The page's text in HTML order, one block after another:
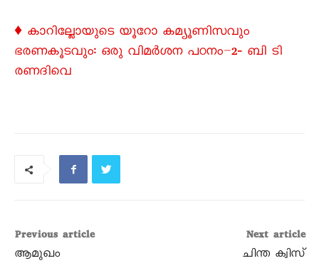
♦ കാറില്ലോയുടെ യൂറോ കമ്യൂണിസവും
ഭരണകൂടവും: ഒരു വിമർശന പഠനം–2‐ ബി ടി
രണദിവെ
Previous article
ആമുഖം
Next article
ചിന്ത ക്വിസ്